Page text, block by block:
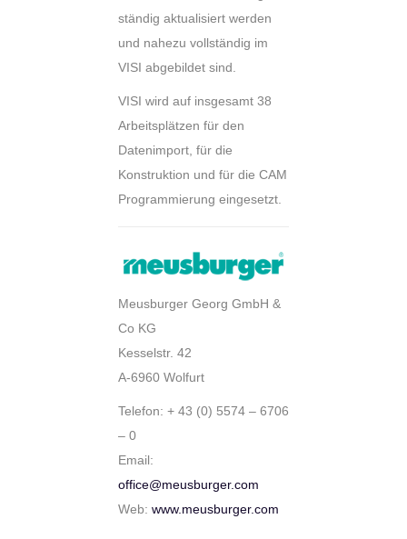
ständig aktualisiert werden
und nahezu vollständig im
VISI abgebildet sind.
VISI wird auf insgesamt 38
Arbeitsplätzen für den
Datenimport, für die
Konstruktion und für die CAM
Programmierung eingesetzt.
Meusburger Georg GmbH &
Co KG
Kesselstr. 42
A-6960 Wolfurt
Telefon: + 43 (0) 5574 – 6706
– 0
Email:
office@meusburger.com
Web: www.meusburger.com